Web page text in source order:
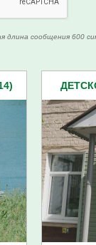
длина сообщения 600